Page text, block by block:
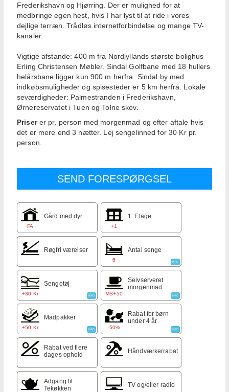
Frederikshavn og Hjørring. Der er mulighed for at
medbringe egen hest, hvis I har lyst til at ride i vores
dejlige terræn. Trådløs internetforbindelse og mange TV-
kanaler.
Vigtige afstande: 400 m fra Nordjyllands største bolighus
Erling Christensen Møbler. Sindal Golfbane med 18 hullers
helårsbane ligger kun 900 m herfra. Sindal by med
indkøbsmuligheder og spisesteder er 5 km herfra. Lokale
seværdigheder: Palmestranden i Frederikshavn,
Ørnereservatet i Tuen og Tolne skov.
Priserer pr. person med morgenmad og efter aftale hvis
det er mere end 3 nætter. Lej sengelinned for 30 Kr pr.
person.
FA
Gård med dyr
+1
1. Etage
Røgfri værelser
6
Antal senge
INFO
+30 Kr
Sengetøj
INFO MS+50
Selvserveret
morgenmad
INFO
+50 Kr
Madpakker
INFO -50%
Rabat for børn
under 4 år
INFO
Rabat ved flere
dages ophold
Håndværkerrabat
Adgang til
Tekøkken
TV og/eller radio